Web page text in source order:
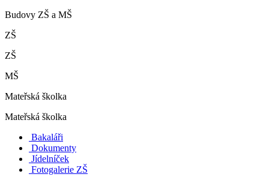
Budovy ZŠ a MŠ
ZŠ
ZŠ
MŠ
Mateřská školka
Mateřská školka
Bakaláři
Dokumenty
Jídelníček
Fotogalerie ZŠ